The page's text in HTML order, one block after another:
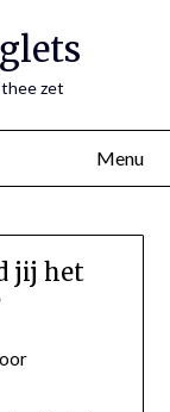
zet
Menu
jij het